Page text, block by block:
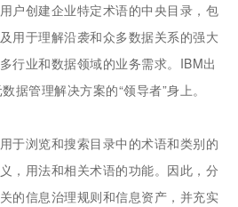
户创建企业特定术语的中央目录，包
用于理解沿袭和众多数据关系的强大
行业和数据领域的业务需求。IBM出
据管理解决方案的“领导者”身上。
于浏览和搜索目录中的术语和类别的
，用法和相关术语的功能。因此，分
的信息治理规则和信息资产，并充实